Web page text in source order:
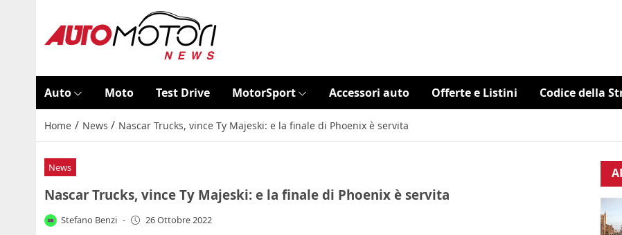
Auto Moto Test Drive MotorSport Accessori auto Offerte e Listini Codice della
Home / News / Nascar Trucks, vince Ty Majeski: e la finale di Phoenix è servita
News
Nascar Trucks, vince Ty Majeski: e la finale di Phoenix è servita
Stefano Benzi - 26 Ottobre 2022